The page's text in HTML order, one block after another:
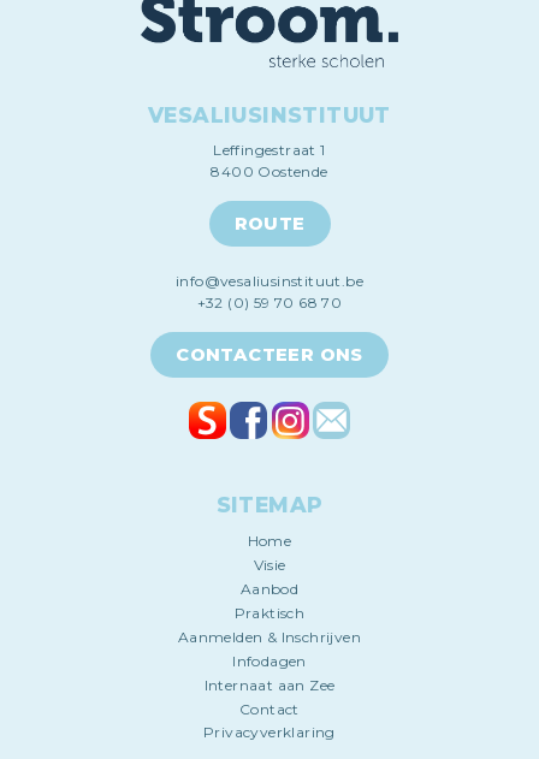
VESALIUSINSTITUUT
Leffingestraat 1
8400 Oostende
ROUTE
info@vesaliusinstituut.be
+32 (0) 59 70 68 70
CONTACTEER ONS
SITEMAP
Home
Visie
Aanbod
Praktisch
Aanmelden & Inschrijven
Infodagen
Internaat aan Zee
Contact
Privacyverklaring